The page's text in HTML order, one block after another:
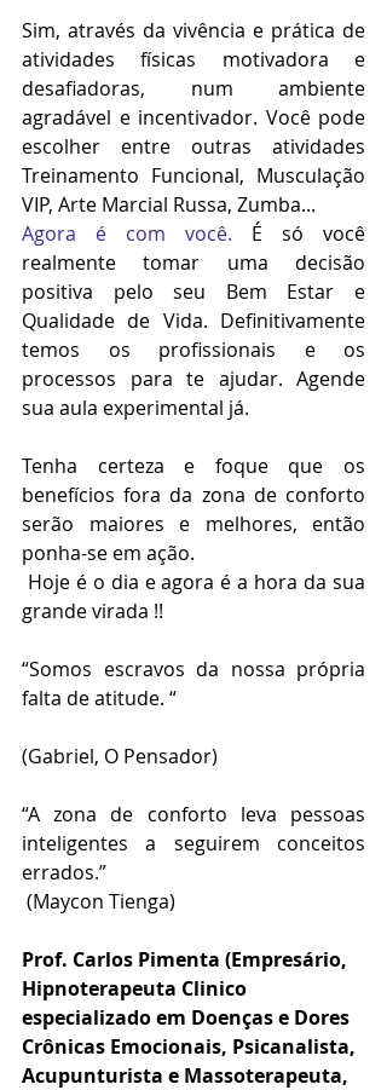
Sim, através da vivência e prática de
atividades físicas motivadora e
desafiadoras, num ambiente
agradável e incentivador. Você pode
escolher entre outras atividades
Treinamento Funcional, Musculação
VIP, Arte Marcial Russa, Zumba...
Agora é com você. É só você
realmente tomar uma decisão
positiva pelo seu Bem Estar e
Qualidade de Vida. Definitivamente
temos os profissionais e os
processos para te ajudar. Agende
sua aula experimental já.
Tenha certeza e foque que os
benefícios fora da zona de conforto
serão maiores e melhores, então
ponha-se em ação.
grande virada !!
“Somos escravos da nossa própria
falta de atitude. “
(Gabriel, O Pensador)
“A zona de conforto leva pessoas
inteligentes a seguirem conceitos
errados.”
(Maycon Tienga)
Prof. Carlos Pimenta (Empresário,
Hipnoterapeuta Clinico
especializado em Doenças e Dores
Crônicas Emocionais, Psicanalista,
Acupunturista e Massoterapeuta,